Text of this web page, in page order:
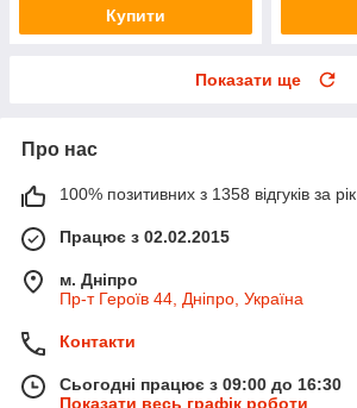
Купити
Показати ще
Про нас
100% позитивних з 1358 відгуків за рік
Працює з 02.02.2015
м. Дніпро
Пр-т Героїв 44, Дніпро, Україна
Контакти
Сьогодні працює з 09:00 до 16:30
Показати весь графік роботи